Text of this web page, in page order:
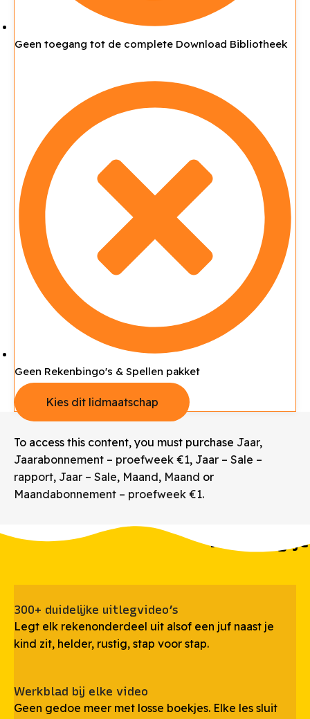
Geen toegang tot de complete Download Bibliotheek
Geen Rekenbingo's & Spellen pakket
Kies dit lidmaatschap
To access this content, you must purchase Jaar,
Jaarabonnement – proefweek €1, Jaar – Sale –
rapport, Jaar – Sale, Maand, Maand or
Maandabonnement – proefweek €1.
Wat krijg
300+ duidelijke uitlegvideo’s
Legt elk rekenonderdeel uit alsof een juf naast je
kind zit, helder, rustig, stap voor stap.
Werkblad bij elke video
Geen gedoe meer met losse boekjes. Elke les sluit